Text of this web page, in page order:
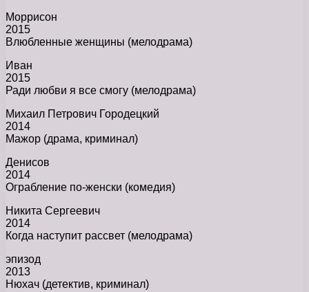
Моррисон
2015
Влюбленные женщины (мелодрама)
Иван
2015
Ради любви я все смогу (мелодрама)
Михаил Петрович Городецкий
2014
Мажор (драма, криминал)
Денисов
2014
Ограбление по-женски (комедия)
Никита Сергеевич
2014
Когда наступит рассвет (мелодрама)
эпизод
2013
Нюхач (детектив, криминал)